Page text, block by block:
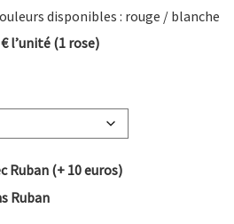
disponibles : rouge / blanche
l’unité (1 rose)
Ruban (+ 10 euros)
Ruban